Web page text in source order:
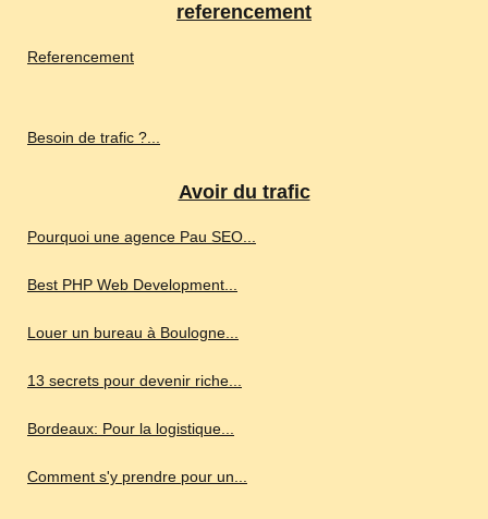
referencement
Referencement
Besoin de trafic ?...
Avoir du trafic
Pourquoi une agence Pau SEO...
Best PHP Web Development...
Louer un bureau à Boulogne...
13 secrets pour devenir riche...
Bordeaux: Pour la logistique...
Comment s'y prendre pour un...